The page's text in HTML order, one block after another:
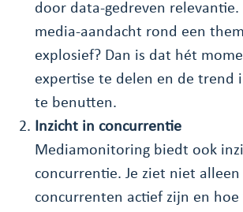
door data-gedreven relevantie.
media-aandacht rond een
explosief? Dan is dat hét
expertise te delen en de trend
te benutten.
Inzicht in concurrentie
Mediamonitoring biedt ook
concurrentie. Je ziet niet alleen
concurrenten actief zijn en hoe